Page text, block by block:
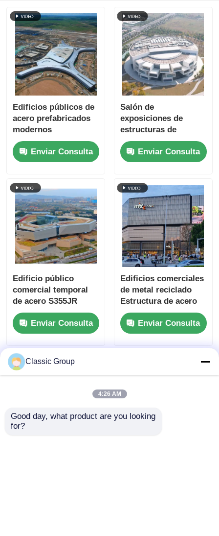
Edificios públicos de
acero prefabricados
modernos
Aeropuertos Edificios
comerciales Marco
modular
Enviar Consulta
Salón de
exposiciones de
estructuras de
edificios comerciales
prefabricados de
acero contra
Enviar Consulta
Edificio público
comercial temporal
de acero S355JR
prefabricado a
medidaEnviar Consulta
Edificios comerciales
de metal reciclado
Estructura de acero
para centro comercial
OEM Enviar Consulta
Classic Group
4:26 AM
Good day, what product are you looking
for?